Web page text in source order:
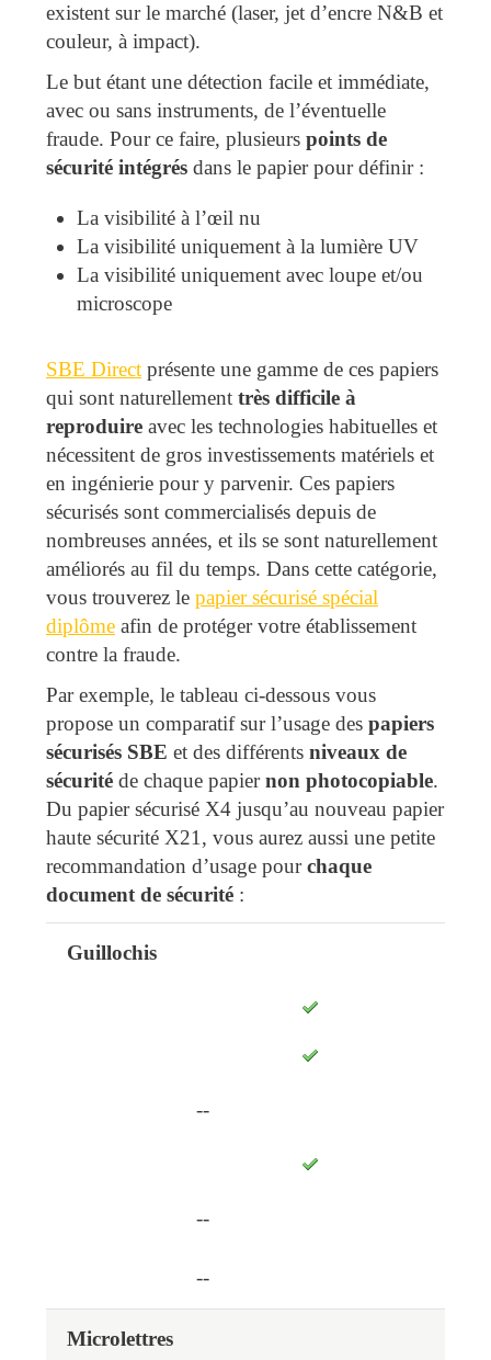
existent sur le marché (laser, jet d’encre N&B et
couleur, à impact).
Le but étant une détection facile et immédiate,
avec ou sans instruments, de l’éventuelle
fraude. Pour ce faire, plusieurs points de
sécurité intégrés dans le papier pour définir :
La visibilité à l’œil nu
La visibilité uniquement à la lumière UV
La visibilité uniquement avec loupe et/ou
microscope
SBE Direct présente une gamme de ces papiers
qui sont naturellement très difficile à
reproduire avec les technologies habituelles et
nécessitent de gros investissements matériels et
en ingénierie pour y parvenir. Ces papiers
sécurisés sont commercialisés depuis de
nombreuses années, et ils se sont naturellement
améliorés au fil du temps. Dans cette catégorie,
vous trouverez le papier sécurisé spécial
diplôme afin de protéger votre établissement
contre la fraude.
Par exemple, le tableau ci-dessous vous
propose un comparatif sur l’usage des papiers
sécurisés SBE et des différents niveaux de
sécurité de chaque papiernon photocopiable.
Du papier sécurisé X4 jusqu’au nouveau papier
haute sécurité X21, vous aurez aussi une petite
recommandation d’usage pourchaque
document de sécurité :
Guillochis
--
--
--
Microlettres